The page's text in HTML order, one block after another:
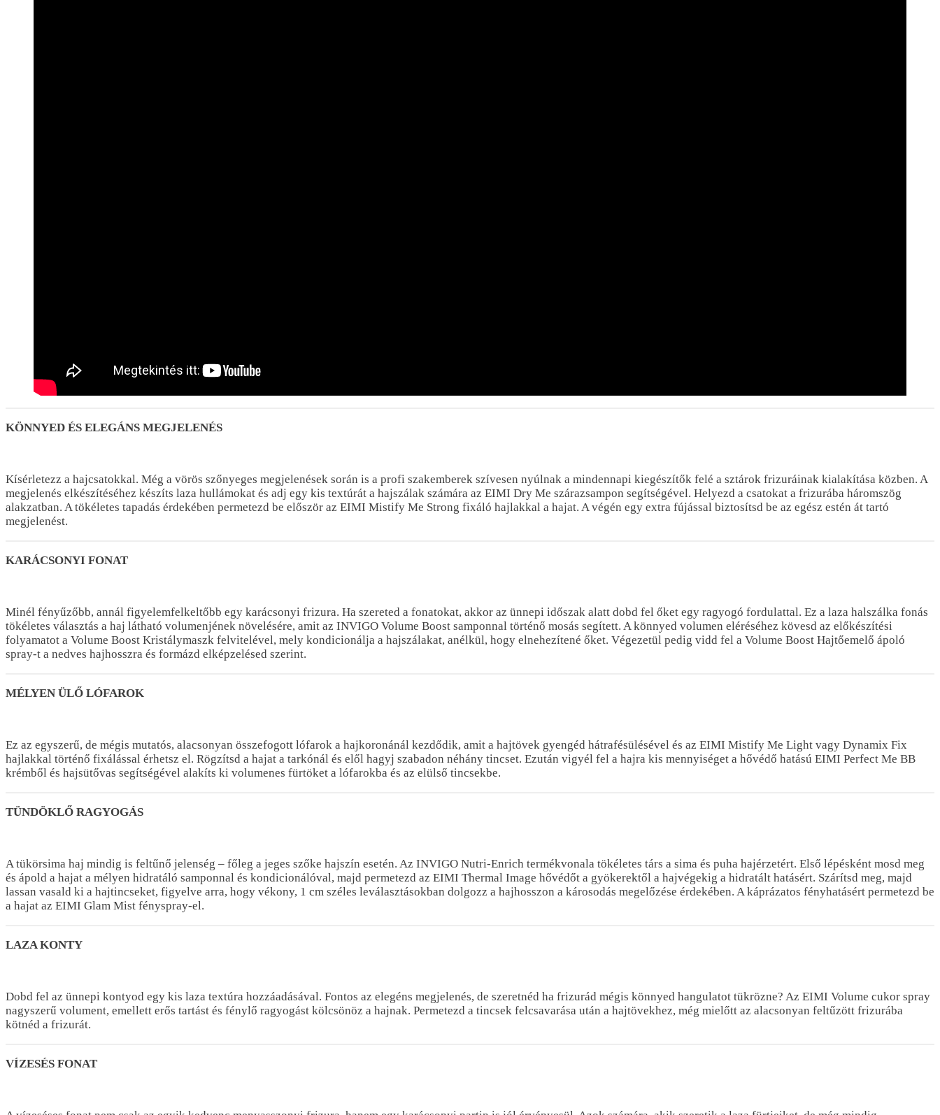
KÖNNYED ÉS ELEGÁNS MEGJELENÉS
Kísérletezz a hajcsatokkal. Még a vörös szőnyeges megjelenések során is a profi szakemberek szívesen nyúlnak a mindennapi kiegészítők felé a sztárok frizuráinak kialakítása közben. A
megjelenés elkészítéséhez készíts laza hullámokat és adj egy kis textúrát a hajszálak számára az EIMI Dry Me szárazsampon segítségével. Helyezd a csatokat a frizurába háromszög
alakzatban. A tökéletes tapadás érdekében permetezd be először az EIMI Mistify Me Strong fixáló hajlakkal a hajat. A végén egy extra fújással biztosítsd be az egész estén át tartó
megjelenést.
KARÁCSONYI FONAT
Minél fényűzőbb, annál figyelemfelkeltőbb egy karácsonyi frizura. Ha szereted a fonatokat, akkor az ünnepi időszak alatt dobd fel őket egy ragyogó fordulattal. Ez a laza halszálka fonás
tökéletes választás a haj látható volumenjének növelésére, amit az INVIGO Volume Boost samponnal történő mosás segített. A könnyed volumen eléréséhez kövesd az előkészítési
folyamatot a Volume Boost Kristálymaszk felvitelével, mely kondicionálja a hajszálakat, anélkül, hogy elnehezítené őket. Végezetül pedig vidd fel a Volume Boost Hajtőemelő ápoló
spray-t a nedves hajhosszra és formázd elképzelésed szerint.
MÉLYEN ÜLŐ LÓFAROK
Ez az egyszerű, de mégis mutatós, alacsonyan összefogott lófarok a hajkoronánál kezdődik, amit a hajtövek gyengéd hátrafésülésével és az EIMI Mistify Me Light vagy Dynamix Fix
hajlakkal történő fixálással érhetsz el. Rögzítsd a hajat a tarkónál és elől hagyj szabadon néhány tincset. Ezután vigyél fel a hajra kis mennyiséget a hővédő hatású EIMI Perfect Me BB
krémből és hajsütővas segítségével alakíts ki volumenes fürtöket a lófarokba és az elülső tincsekbe.
TÜNDÖKLŐ RAGYOGÁS
A tükörsima haj mindig is feltűnő jelenség – főleg a jeges szőke hajszín esetén. Az INVIGO Nutri-Enrich termékvonala tökéletes társ a sima és puha hajérzetért. Első lépésként mosd meg
és ápold a hajat a mélyen hidratáló samponnal és kondicionálóval, majd permetezd az EIMI Thermal Image hővédőt a gyökerektől a hajvégekig a hidratált hatásért. Szárítsd meg, majd
lassan vasald ki a hajtincseket, figyelve arra, hogy vékony, 1 cm széles leválasztásokban dolgozz a hajhosszon a károsodás megelőzése érdekében. A káprázatos fényhatásért permetezd be
a hajat az EIMI Glam Mist fényspray-el.
LAZA KONTY
Dobd fel az ünnepi kontyod egy kis laza textúra hozzáadásával. Fontos az elegéns megjelenés, de szeretnéd ha frizurád mégis könnyed hangulatot tükrözne? Az EIMI Volume cukor spray
nagyszerű volument, emellett erős tartást és fénylő ragyogást kölcsönöz a hajnak. Permetezd a tincsek felcsavarása után a hajtövekhez, még mielőtt az alacsonyan feltűzött frizurába
kötnéd a frizurát.
VÍZESÉS FONAT